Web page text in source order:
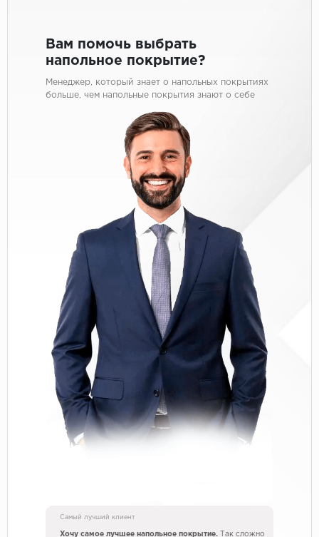
Вам помочь выбрать
напольное покрытие?
Менеджер, который знает о напольных покрытиях
больше, чем напольные покрытия знают о себе
Самый лучший клиент
Хочу самое лучшее напольное покрытие. Так сложно